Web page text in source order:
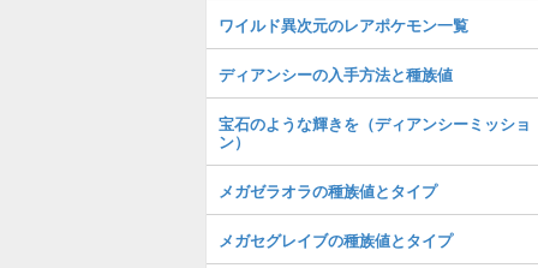
ワイルド異次元のレアポケモン一覧
ディアンシーの入手方法と種族値
宝石のような輝きを（ディアンシーミッショ
ン）
メガゼラオラの種族値とタイプ
メガセグレイブの種族値とタイプ